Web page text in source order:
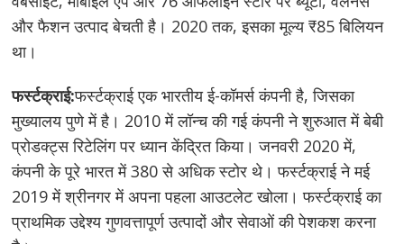
और फैशन उत्पाद बेचती है। 2020 तक, इसका मूल्य ₹85 बिलियन
था।
फर्स्टक्राई:फर्स्टक्राई एक भारतीय ई-कॉमर्स कंपनी है, जिसका
मुख्यालय पुणे में है। 2010 में लॉन्च की गई कंपनी ने शुरुआत में बेबी
प्रोडक्ट्स रिटेलिंग पर ध्यान केंद्रित किया। जनवरी 2020 में,
कंपनी के पूरे भारत में 380 से अधिक स्टोर थे। फर्स्टक्राई ने मई
2019 में श्रीनगर में अपना पहला आउटलेट खोला। फर्स्टक्राई का
प्राथमिक उद्देश्य गुणवत्तापूर्ण उत्पादों और सेवाओं की पेशकश करना